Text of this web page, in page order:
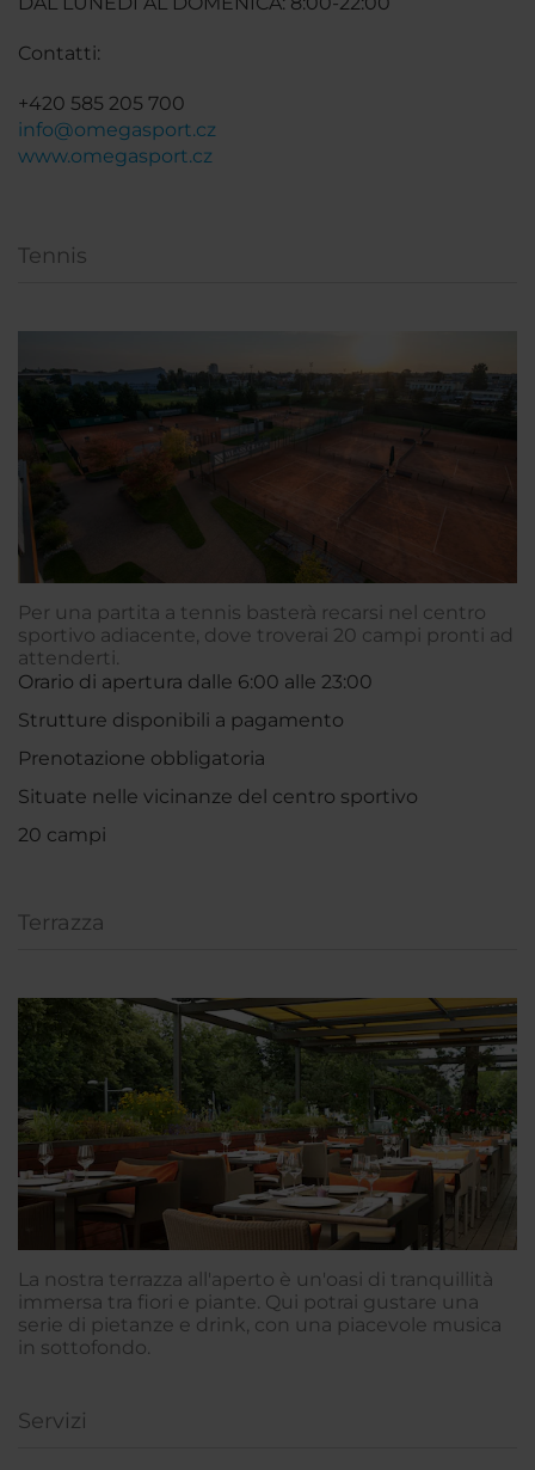
Contatti:
+420 585 205 700
info@omegasport.cz
www.omegasport.cz
Tennis
Per una partita a tennis basterà recarsi nel centro
sportivo adiacente, dove troverai 20 campi pronti ad
attenderti.
Orario di apertura dalle 6:00 alle 23:00
Strutture disponibili a pagamento
Prenotazione obbligatoria
Situate nelle vicinanze del centro sportivo
20 campi
Terrazza
La nostra terrazza all'aperto è un'oasi di tranquillità
immersa tra fiori e piante. Qui potrai gustare una
serie di pietanze e drink, con una piacevole musica
in sottofondo.
Servizi